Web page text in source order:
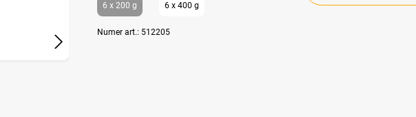
6 x 200 g 6 x 400 g
Numer art.: 512205